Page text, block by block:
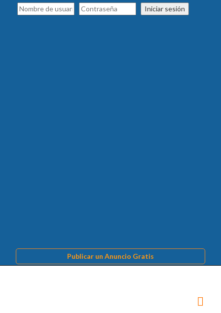
Iniciar sesión
Publicar un Anuncio Gratis